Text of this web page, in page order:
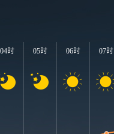
04时 05时 06时 07时